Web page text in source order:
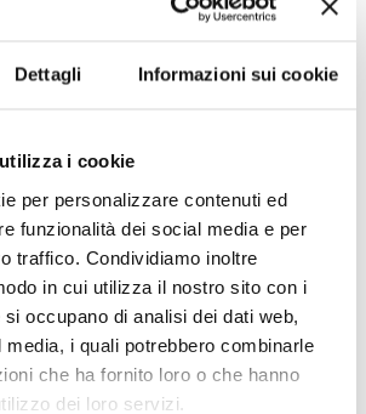
Dettagli Informazioni sui cookie
i cookie
per personalizzare contenuti ed
funzionalità dei social media e per
traffico. Condividiamo inoltre
in cui utilizza il nostro sito con i
occupano di analisi dei dati web,
media, i quali potrebbero combinarle
che ha fornito loro o che hanno
dei loro servizi.